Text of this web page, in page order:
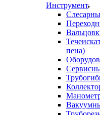
Инструмент
пена)